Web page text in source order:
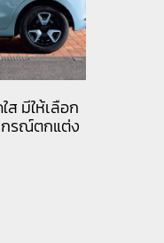
ส มีให้เลือก
กรณ์ตกแต่ง